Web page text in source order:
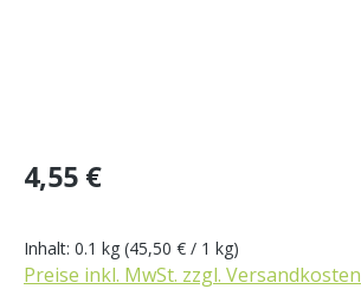
Regulärer Preis:
4,55 €
Inhalt: 0.1 kg (45,50 € / 1 kg)
Preise inkl. MwSt. zzgl. Versandkosten